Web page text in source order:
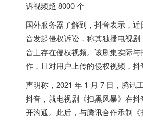
国外服务器了解到，抖音表示，
音发起侵权诉讼，称其独播电视
音上存在侵权视频。该剧集实际
作，且对用户上传的侵权视频，抖
声明称，2021 年 1 月 7 日，腾讯
抖音， 就电视剧《扫黑风暴》在
开沟通。此后，与腾讯合作承制